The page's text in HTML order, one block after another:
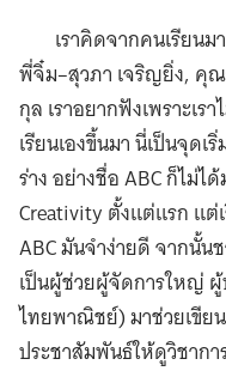
เราคิดจากคนเรียนม
พี่จิ๋ม–สุวภา เจริญยิ่ง, คุ
กุล เราอยากฟังเพราะเ
เรียนเองขึ้นมา นี่เป็นจุด
ร่าง อย่างชื่อ ABC ก็ไม่ไ
Creativity ตั้งแต่แรก แต่
ABC มันจำง่ายดี จากนั้
เป็นผู้ช่วยผู้จัดการใหญ่
ไทยพาณิชย์) มาช่วยเขีย
ประชาสัมพันธ์ให้ดูวิชาก